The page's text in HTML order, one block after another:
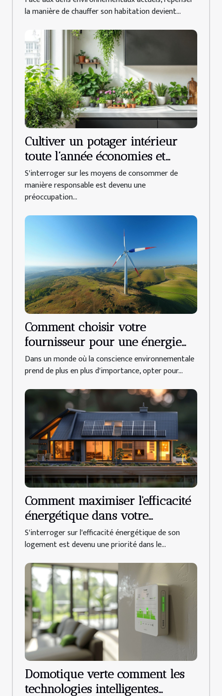
la manière de chauffer son habitation devient...
Cultiver un potager intérieur
toute l’année économies et
bienfaits d’une alimentation
durable
S'interroger sur les moyens de consommer de
manière responsable est devenu une
préoccupation...
Comment choisir votre
fournisseur pour une énergie
durable et française
Dans un monde où la conscience environnementale
prend de plus en plus d'importance, opter pour...
Comment maximiser l'efficacité
énergétique dans votre
logement
S'interroger sur l'efficacité énergétique de son
logement est devenu une priorité dans le...
Domotique verte comment les
technologies intelligentes